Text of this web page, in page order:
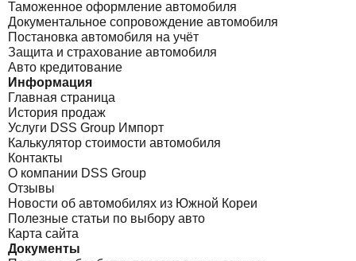
Таможенное оформление автомобиля
Документальное сопровождение автомобиля
Постановка автомобиля на учёт
Защита и страхование автомобиля
Авто кредитование
Информация
Главная страница
История продаж
Услуги DSS Group Импорт
Калькулятор стоимости автомобиля
Контакты
О компании DSS Group
Отзывы
Новости об автомобилях из Южной Кореи
Полезные статьи по выбору авто
Карта сайта
Документы